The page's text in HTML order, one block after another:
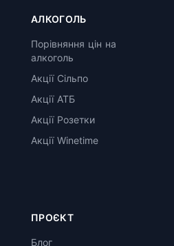
АЛКОГОЛЬ
Порівняння цін на
алкоголь
Акції Сільпо
Акції АТБ
Акції Розетки
Акції Winetime
ПРОЄКТ
Блог